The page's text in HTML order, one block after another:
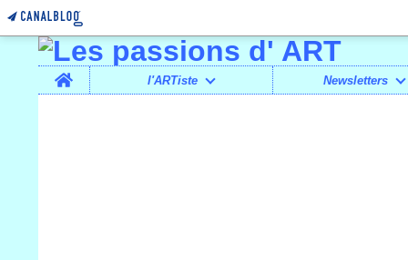
Home
l'ARTiste Newsletters